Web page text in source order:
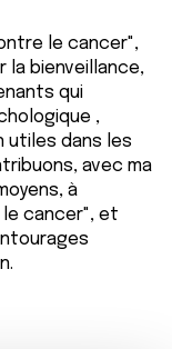
le cancer",
la bienveillance,
qui
,
utiles dans les
avec ma
à
le cancer", et